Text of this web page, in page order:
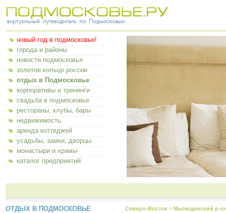
новый год в подмосковье!
города и районы
новости подмосковья
золотое кольцо россии
отдых в Подмосковье
корпоративы и тренинги
свадьба в подмосковье
рестораны, клубы, бары
недвижимость
аренда коттеджей
усадьбы, замки, дворцы
монастыри и храмы
каталог предприятий
ОТДЫХ В ПОДМОСКОВЬЕ Северо-Восток > Мытищинский р-